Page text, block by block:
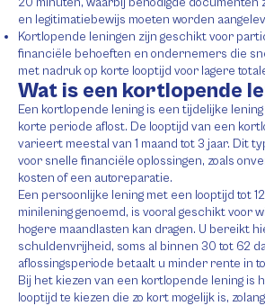
en legitimatiebewijs moeten worden
Kortlopende leningen zijn geschikt voor
financiële behoeften en ondernemers die
met nadruk op korte looptijd voor lagere
Wat is een kortlopende
Een kortlopende lening is een tijdelijke
korte periode aflost. De looptijd van een
varieert meestal van 1 maand tot 3 jaar. Dit
voor snelle financiële oplossingen, zoals
kosten of een autoreparatie.
Een persoonlijke lening met een looptijd tot
minilening genoemd, is vooral geschikt voor
hogere maandlasten kan dragen. U bereikt
schuldenvrijheid, soms al binnen 30 tot 62
aflossingsperiode betaalt u minder rente in
Bij het kiezen van een kortlopende lening is
looptijd te kiezen die zo kort mogelijk is,